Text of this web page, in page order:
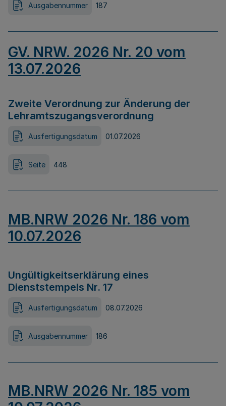
Ausgabennummer 187
GV. NRW. 2026 Nr. 20 vom
13.07.2026
Zweite Verordnung zur Änderung der
Lehramtszugangsverordnung
Ausfertigungsdatum 01.07.2026
Seite 448
MB.NRW 2026 Nr. 186 vom
10.07.2026
Ungültigkeitserklärung eines
Dienststempels Nr. 17
Ausfertigungsdatum 08.07.2026
Ausgabennummer 186
MB.NRW 2026 Nr. 185 vom